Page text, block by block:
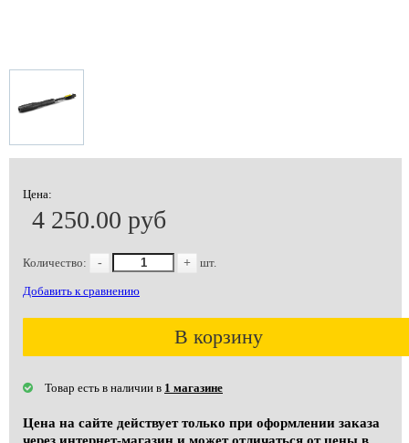
Цена:
4 250.00 руб
Количество: - + шт.
Добавить к сравнению
В корзину
Товар есть в наличии в 1 магазине
Цена на сайте действует только при оформлении заказа
через интернет-магазин и может отличаться от цены в